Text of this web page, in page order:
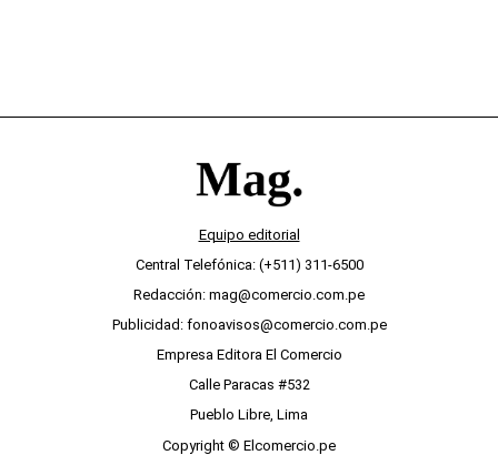
Equipo editorial
Central Telefónica: (+511) 311-6500
Redacción: mag@comercio.com.pe
Publicidad: fonoavisos@comercio.com.pe
Empresa Editora El Comercio
Calle Paracas #532
Pueblo Libre, Lima
Copyright © Elcomercio.pe